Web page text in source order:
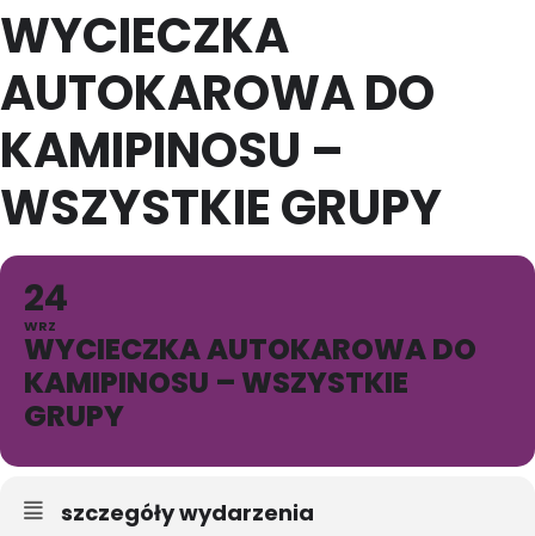
WYCIECZKA
AUTOKAROWA DO
KAMIPINOSU –
WSZYSTKIE GRUPY
24
WRZ
WYCIECZKA AUTOKAROWA DO
KAMIPINOSU – WSZYSTKIE
GRUPY
szczegóły wydarzenia